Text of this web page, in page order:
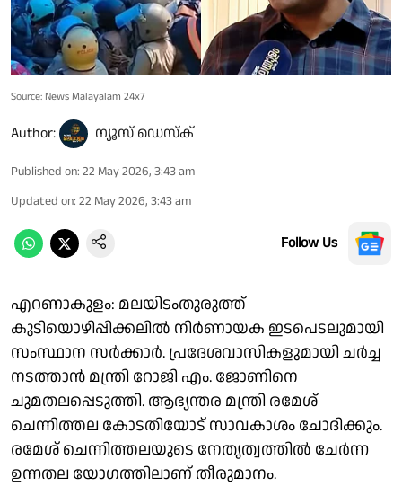
Source: News Malayalam 24x7
Author: ന്യൂസ് ഡെസ്ക്
Published on: 22 May 2026, 3:43 am
Updated on: 22 May 2026, 3:43 am
Follow Us
എറണാകുളം: മലയിടംതുരുത്ത്
കുടിയൊഴിപ്പിക്കലിൽ നിർണായക ഇടപെടലുമായി
സംസ്ഥാന സർക്കാർ. പ്രദേശവാസികളുമായി ചർച്ച
നടത്താൻ മന്ത്രി റോജി എം. ജോണിനെ
ചുമതലപ്പെടുത്തി. ആഭ്യന്തര മന്ത്രി രമേശ്
ചെന്നിത്തല കോടതിയോട് സാവകാശം ചോദിക്കും.
രമേശ് ചെന്നിത്തലയുടെ നേതൃത്വത്തിൽ ചേർന്ന
ഉന്നതല യോഗത്തിലാണ് തീരുമാനം.